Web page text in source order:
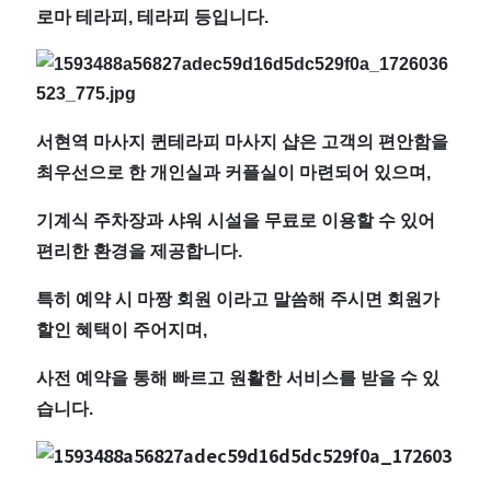
분
거
리
에
위
치
한
마
사
로마 테라피, 테라피 등입니다.
서현역 마사지 퀸테라피 마사지 샵은 고객의 편안함을
최우선으로 한 개인실과 커플실이 마련되어 있으며,
기계식 주차장과 샤워 시설을 무료로 이용할 수 있어
편리한 환경을 제공합니다.
특히 예약 시 마짱 회원 이라고 말씀해 주시면 회원가
할인 혜택이 주어지며,
사전 예약을 통해 빠르고 원활한 서비스를 받을 수 있
습니다.